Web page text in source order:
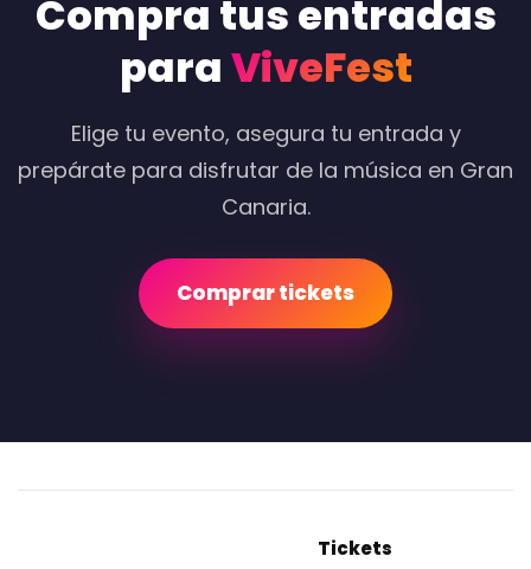
Compra tus entradas
paraViveFest
Elige tu evento, asegura tu entrada y
prepárate para disfrutar de la música en Gran
Canaria.
Comprar tickets
Tickets